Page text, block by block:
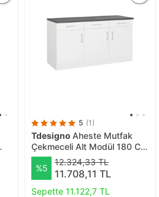
5 (1)
Tdesigno Aheste Mutfak
Çekmeceli Alt Modül 180 Cm
Beyaz -tezgah Dahil
%5
12.324,33 TL
11.708,11 TL
Sepette 11.122,7 TL